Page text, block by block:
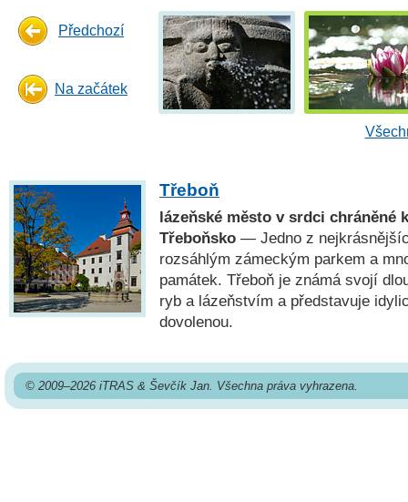
Předchozí
Na začátek
Třeboň
lázeňské město v srdci chráněné
Třeboňsko — Jedno z
rozsáhlým zámeckým parkem a
památek. Třeboň je známá svojí
ryb a lázeňstvím a představuje
dovolenou.
© 2009–2026 iTRAS & Ševčík Jan. Všechna práva vyhrazena.